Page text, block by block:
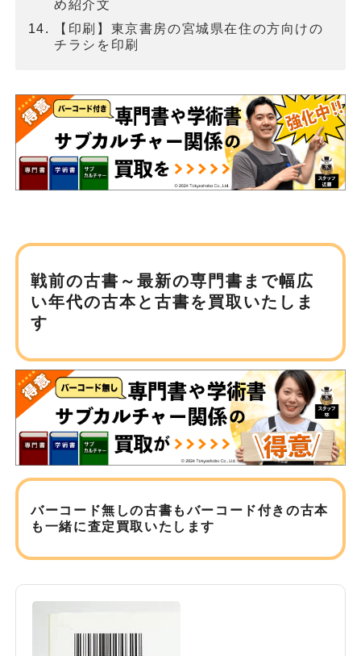
め紹介文
【印刷】東京書房の宮城県在住の方向けの
チラシを印刷
戦前の古書～最新の専門書まで幅広
い年代の古本と古書を買取いたしま
す
バーコード無しの古書もバーコード付きの古本
も 一緒に査定買取いたします